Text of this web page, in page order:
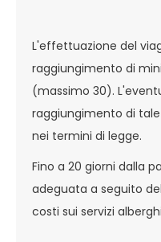
L'effettuazione del
raggiungimento di
(massimo 30).
raggiungimento di
nei termini di legge.
Fino a 20 giorni dalla
adeguata a seguito
costi sui servizi